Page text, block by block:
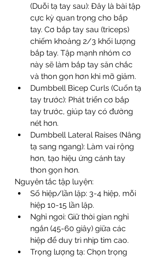
(Duỗi tạ tay sau): Đây là bài tập
cực kỳ quan trọng cho bắp
tay. Cơ bắp tay sau (triceps)
chiếm khoảng 2/3 khối lượng
bắp tay. Tập mạnh nhóm cơ
này sẽ làm bắp tay săn chắc
và thon gọn hơn khi mỡ giảm.
Dumbbell Bicep Curls (Cuốn tạ
tay trước): Phát triển cơ bắp
tay trước, giúp tay có đường
nét hơn.
Dumbbell Lateral Raises (Nâng
tạ sang ngang): Làm vai rộng
hơn, tạo hiệu ứng cánh tay
thon gọn hơn.
Nguyên tắc tập luyện:
Số hiệp/lần lặp: 3-4 hiệp, mỗi
hiệp 10-15 lần lặp.
Nghỉ ngơi: Giữ thời gian nghỉ
ngắn (45-60 giây) giữa các
hiệp để duy trì nhịp tim cao.
Trọng lượng tạ: Chọn trọng